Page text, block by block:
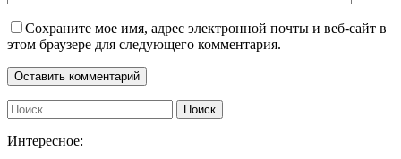
Сохраните мое имя, адрес электронной почты и веб-сайт в
этом браузере для следующего комментария.
Интересное: